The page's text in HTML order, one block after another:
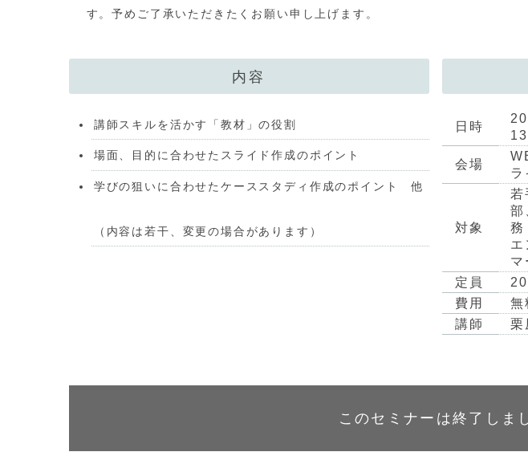
す。予めご了承いただきたくお願い申し上げます。
内容
講師スキルを活かす「教材」の役割
場面、目的に合わせたスライド作成のポイント
学びの狙いに合わせたケーススタディ作成のポイント 他
（内容は若干、変更の場合があります）
日時
会場
ラ
対象
若
部
務
エ
定員
費用
無
講師
このセミナーは終了しま